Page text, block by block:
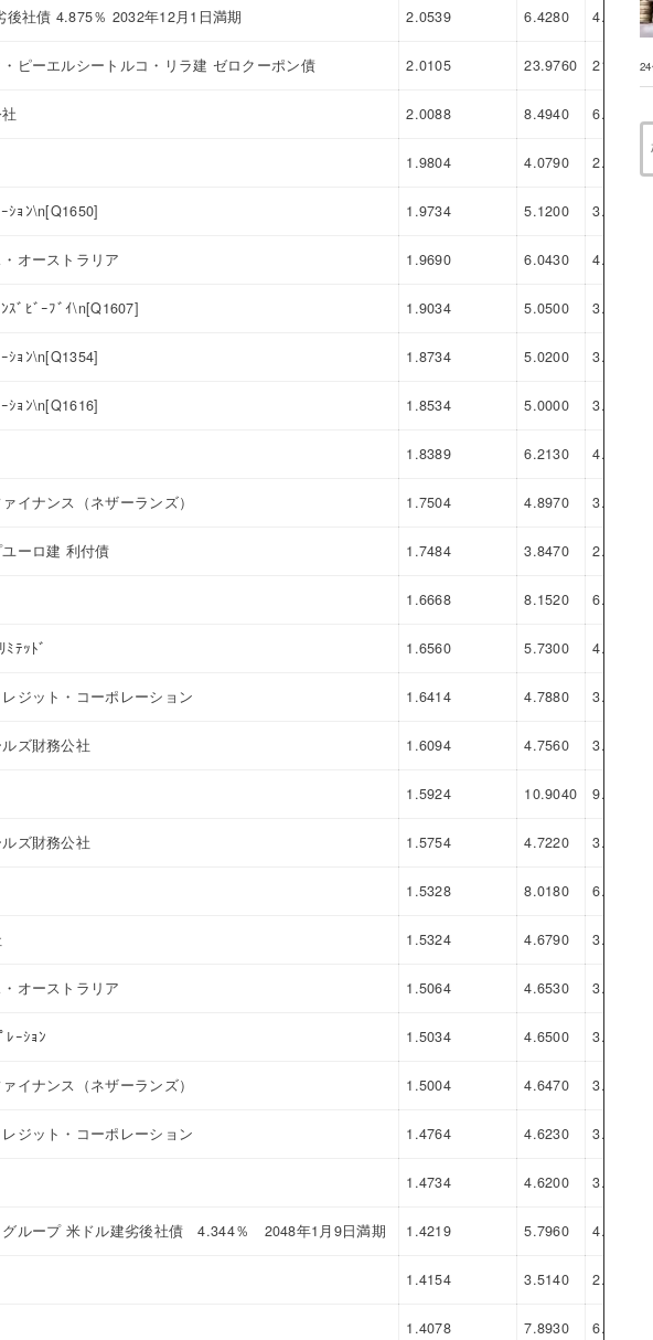
後社債 4.875％ 2032年12月1日満期 2.0539 6.4280 4.3741
ピーエルシートルコ・リラ建 ゼロクーポン債 2.0105 23.9760 21.9655
2.0088 8.4940 6.4852
1.9804 4.0790 2.0986
ｼｮﾝ\n[Q1650] 1.9734 5.1200 3.1466
オーストラリア 1.9690 6.0430 4.0740
ｽﾞﾋﾞｰﾌﾞｲ\n[Q1607] 1.9034 5.0500 3.1466
ｼｮﾝ\n[Q1354] 1.8734 5.0200 3.1466
ｼｮﾝ\n[Q1616] 1.8534 5.0000 3.1466
1.8389 6.2130 4.3741
イナンス（ネザーランズ） 1.7504 4.8970 3.1466
ーロ建 利付債 1.7484 3.8470 2.0986
1.6668 8.1520 6.4852
ﾃｯﾄﾞ 1.6560 5.7300 4.0740
ジット・コーポレーション 1.6414 4.7880 3.1466
ズ財務公社 1.6094 4.7560 3.1466
1.5924 10.9040 9.3116
ズ財務公社 1.5754 4.7220 3.1466
1.5328 8.0180 6.4852
1.5324 4.6790 3.1466
オーストラリア 1.5064 4.6530 3.1466
ﾚｰｼｮﾝ 1.5034 4.6500 3.1466
イナンス（ネザーランズ） 1.5004 4.6470 3.1466
ジット・コーポレーション 1.4764 4.6230 3.1466
1.4734 4.6200 3.1466
グループ 米ドル建劣後社債 4.344％ 2048年1月9日満期 1.4219 5.7960 4.3741
1.4154 3.5140 2.0986
1.4078 7.8930 6.4852